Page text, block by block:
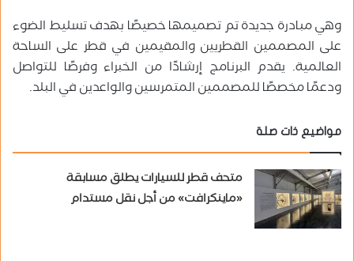
وهي مبادرة جديدة تم تصميمها خصيصًا بهدف تسليط الضوء
على المصممين القطريين والمقيمين في قطر على الساحة
العالمية. يقدم البرنامج إرشادًا من الخبراء وفرصًا للتواصل
ودعمًا مخصصًا للمصممين المتمرسين والواعدين في البلد.
مواضيع ذات صلة
متحف قطر للسيارات يطلق مسابقة
«ماينكرافت» من أجل نقل مستدام